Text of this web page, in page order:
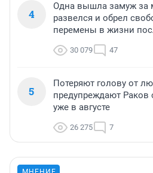
4
Одна вышла замуж за
развелся и обрел
перемены в жизни
30 079 47
5
Потеряют голову от
предупреждают Раков
уже в августе
26 275 7